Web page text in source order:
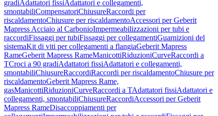
gradiAdattatori fissiAdattatori e collegamenti,
smontabiliCompensatoriChiusureRaccordi per
riscaldamentoChiusure per riscaldamentoAccessori per Geberit
Mapress Acciaio al CarbonioImpermeabilizzazioni per tubi e
raccordiFissaggi per tubiFissaggi per collegamentiGuarnizioni del
sistemaKit di viti per collegamenti a flangiaGeberit Mapress
RameGeberit Mapress RameManicottiRiduzioniCurveRaccordi a
TCroci a 90 gradiAdattatori fissiAdattatori e collegamenti,
smontabiliChiusureRaccordiRaccordi per riscaldamentoChiusure per
riscaldamentoGeberit Mapress Rame,
gasManicottiRiduzioniCurveRaccordi a TAdattatori fissiAdattatori e
collegamenti, smontabiliChiusureRaccordiAccessori per Geberit
Mapress RameDisaccoppiamenti per